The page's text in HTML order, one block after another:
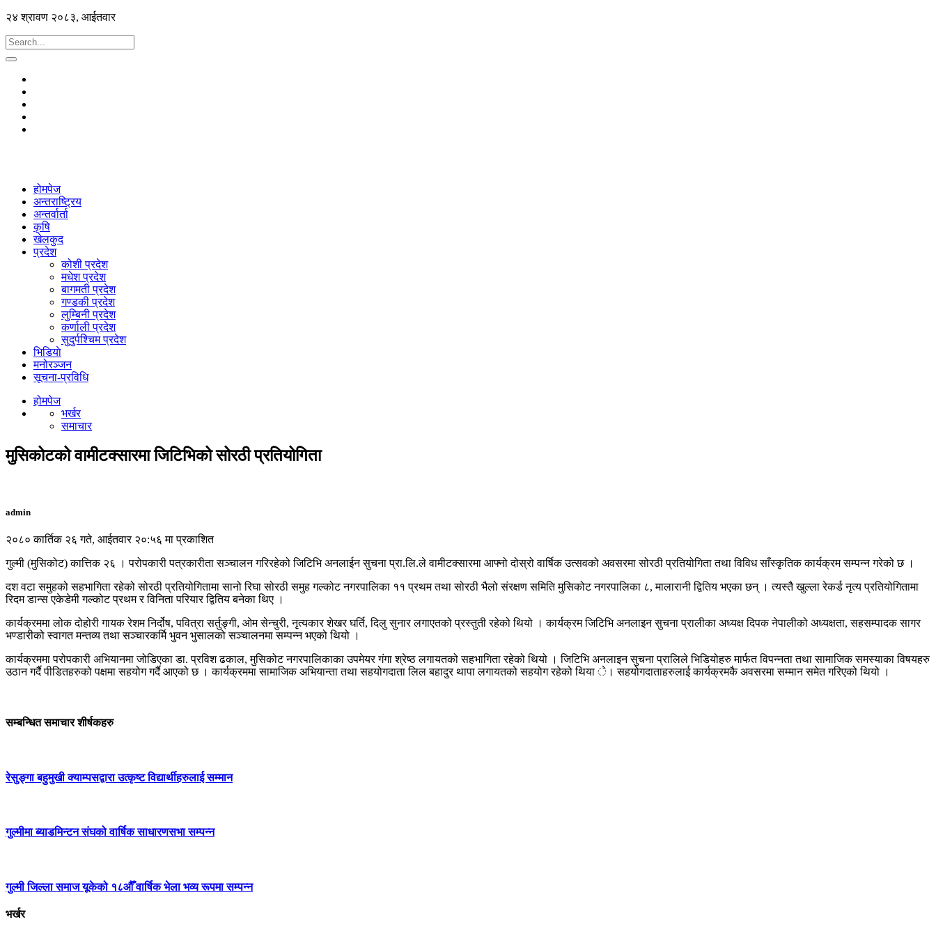
२४ श्रावण २०८३, आईतवार
होमपेज
अन्तराष्ट्रिय
अन्तर्वार्ता
कृषि
खेलकुद
प्रदेश
कोशी प्रदेश
मधेश प्रदेश
बागमती प्रदेश
गण्डकी प्रदेश
लुम्बिनी प्रदेश
कर्णाली प्रदेश
सुदुर्पश्चिम प्रदेश
भिडियाे
मनोरञ्जन
सूचना-प्रविधि
होमपेज
भर्खर
समाचार
मुसिकोटको वामीटक्सारमा जिटिभिको सोरठी प्रतियोगिता
admin
२०८० कार्तिक २६ गते, आईतवार २०:५६ मा प्रकाशित
गुल्मी (मुसिकोट) कात्तिक २६ । परोपकारी पत्रकारीता सञ्चालन गरिरहेको जिटिभि अनलाईन सुचना प्रा.लि.ले वामीटक्सारमा आफ्नो दोस्रो वार्षिक उत्सवको अवसरमा सोरठी प्रतियोगिता तथा विविध साँस्कृतिक कार्यक्रम सम्पन्न गरेको छ ।
दश वटा समुहको सहभागिता रहेको सोरठी प्रतियोगितामा सानो रिघा सोरठी समुह गल्कोट नगरपालिका ११ प्रथम तथा सोरठी भैलो संरक्षण समिति मुसिकोट नगरपालिका ८, मालारानी द्वितिय भएका छन् । त्यस्तै खुल्ला रेकर्ड नृत्य प्रतियोगितामा
रिदम डान्स एकेडेमी गल्कोट प्रथम र विनिता परियार द्वितिय बनेका थिए ।
कार्यक्रममा लोक दोहोरी गायक रेशम निर्दोष, पवित्रा सर्तुङ्गी, ओम सेन्चुरी, नृत्यकार शेखर घर्ति, दिलु सुनार लगाएतको प्रस्तुती रहेको थियो । कार्यक्रम जिटिभि अनलाइन सुचना प्रालीका अध्यक्ष दिपक नेपालीको अध्यक्षता, सहसम्पादक सागर
भण्डारीको स्वागत मन्तव्य तथा सञ्चारकर्मि भुवन भुसालको सञ्चालनमा सम्पन्न भएको थियो ।
कार्यक्रममा परोपकारी अभियानमा जोडिएका डा. प्रविश ढकाल, मुसिकोट नगरपालिकाका उपमेयर गंगा श्रेष्ठ लगायतको सहभागिता रहेको थियो । जिटिभि अनलाइन सुचना प्रालिले भिडियोहरु मार्फत विपन्नता तथा सामाजिक समस्याका विषयहरु
उठान गर्दै पीडितहरुको पक्षमा सहयोग गर्दै आएको छ । कार्यक्रममा सामाजिक अभियान्ता तथा सहयोगदाता लिल बहादुर थापा लगायतको सहयोग रहेको थिया े। सहयोगदाताहरुलाई कार्यक्रमकै अवसरमा सम्मान समेत गरिएको थियो ।
सम्बन्धित समाचार शीर्षकहरु
रेसुङ्गा बहुमुखी क्याम्पसद्वारा उत्कृष्ट विद्यार्थीहरुलाई सम्मान
गुल्मीमा ब्याडमिन्टन संघको वार्षिक साधारणसभा सम्पन्न
गुल्मी जिल्ला समाज यूकेको १८औँ वार्षिक भेला भव्य रूपमा सम्पन्न
भर्खर